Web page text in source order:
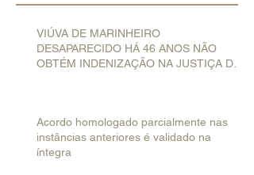
VIÚVA DE MARINHEIRO
DESAPARECIDO HÁ 46 ANOS NÃO
OBTÉM INDENIZAÇÃO NA JUSTIÇA DO
Acordo homologado parcialmente nas
instâncias anteriores é validado na
íntegra